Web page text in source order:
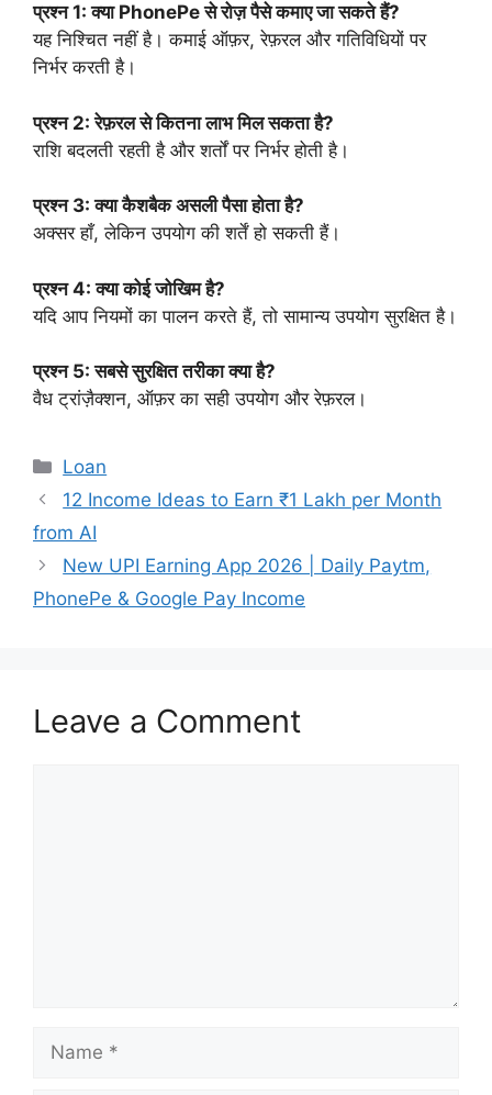
प्रश्न 1: क्या PhonePe से रोज़ पैसे कमाए जा सकते हैं?
यह निश्चित नहीं है। कमाई ऑफ़र, रेफ़रल और गतिविधियों पर
निर्भर करती है।
प्रश्न 2: रेफ़रल से कितना लाभ मिल सकता है?
राशि बदलती रहती है और शर्तों पर निर्भर होती है।
प्रश्न 3: क्या कैशबैक असली पैसा होता है?
अक्सर हाँ, लेकिन उपयोग की शर्तें हो सकती हैं।
प्रश्न 4: क्या कोई जोखिम है?
यदि आप नियमों का पालन करते हैं, तो सामान्य उपयोग सुरक्षित है।
प्रश्न 5: सबसे सुरक्षित तरीका क्या है?
वैध ट्रांज़ैक्शन, ऑफ़र का सही उपयोग और रेफ़रल।
Categories
Loan
12 Income Ideas to Earn ₹1 Lakh per Month
from AI
New UPI Earning App 2026 | Daily Paytm,
PhonePe & Google Pay Income
Leave a Comment
Name